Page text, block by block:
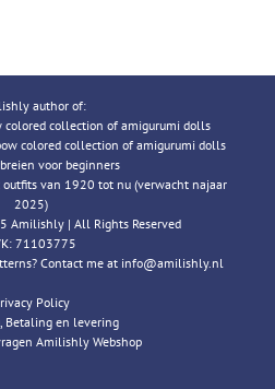
author of:
collection of amigurumi dolls
colored collection of amigurumi dolls
voor beginners
outfits van 1920 tot nu (verwacht najaar
2025)
Amilishly | All Rights Reserved
71103775
Contact me at info@amilishly.nl
Policy
Betaling en levering
Amilishly Webshop